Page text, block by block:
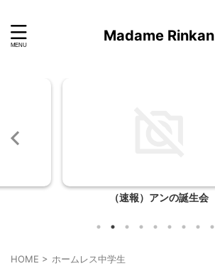
Madame Rinkan
（速報）アンの誕生会
HOME > ホームレス中学生